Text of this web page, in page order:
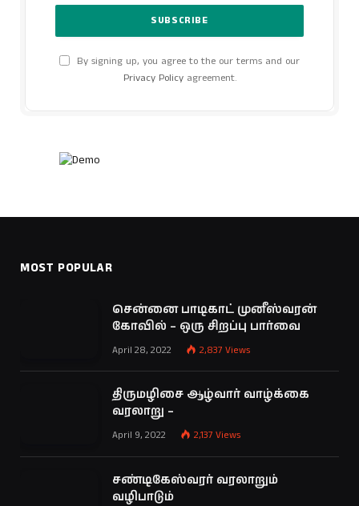
By signing up, you agree to the our terms and our
Privacy Policyagreement.
MOST POPULAR
சென்னை பாடிகாட் முனீஸ்வரன்
கோவில் – ஒரு சிறப்பு பார்வை
April 28, 2022 2,837 Views
திருமழிசை ஆழ்வார் வாழ்க்கை
வரலாறு –
April 9, 2022 2,137 Views
சண்டிகேஸ்வரர் வரலாறும்
வழிபாடும்